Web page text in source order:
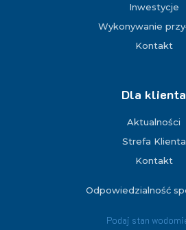
Inwestycje
Wykonywanie
Kontakt
Dla klienta
Aktualności
Strefa Klienta
Kontakt
Odpowiedzialność
Podaj stan